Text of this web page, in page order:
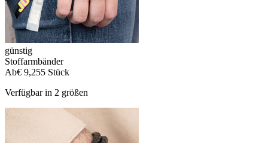
günstig
Stoffarmbänder
Ab€ 9,255 Stück
Verfügbar in 2 größen